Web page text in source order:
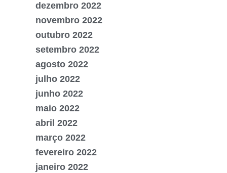
dezembro 2022
novembro 2022
outubro 2022
setembro 2022
agosto 2022
julho 2022
junho 2022
maio 2022
abril 2022
março 2022
fevereiro 2022
janeiro 2022